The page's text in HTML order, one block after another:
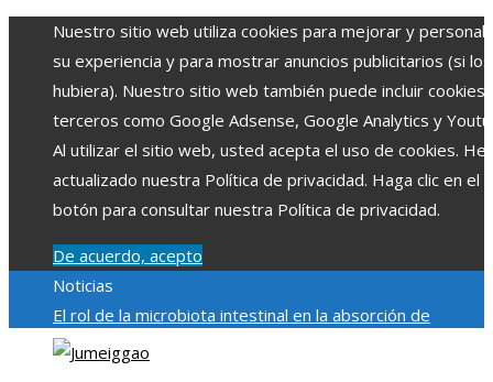
Nuestro sitio web utiliza cookies para mejorar y
su experiencia y para mostrar anuncios publicitarios (si los
hubiera). Nuestro sitio web también puede incluir cookies
terceros como Google Adsense, Google Analytics y
Al utilizar el sitio web, usted acepta el uso de cookies.
actualizado nuestra Política de privacidad. Haga clic en el
botón para consultar nuestra Política de privacidad.
De acuerdo, acepto
Noticias
El rol de la microbiota intestinal en la absorción de
nutrientesReformas regulatorias derivadas de desastres